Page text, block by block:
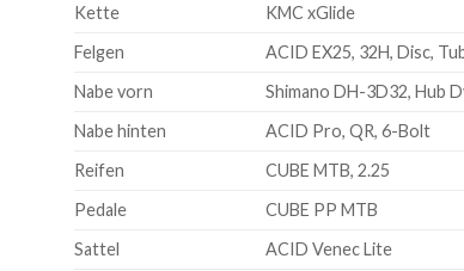
Kette
KMC xGlide
Felgen
ACID EX25, 32H, Disc,
Nabe vorn
Shimano DH-3D32, Hub
Nabe hinten
ACID Pro, QR, 6-Bolt
Reifen
CUBE MTB, 2.25
Pedale
CUBE PP MTB
Sattel
ACID Venec Lite